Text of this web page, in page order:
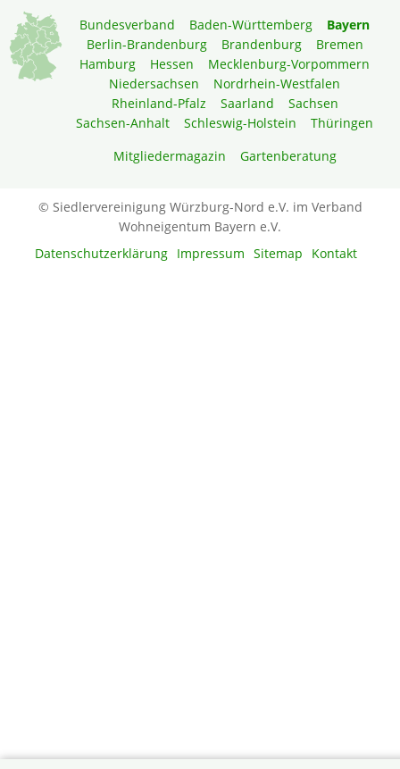
Bundesverband Baden-Württemberg
Bayern
Berlin-Brandenburg
Brandenburg
Bremen
Hamburg
Hessen
Mecklenburg-Vorpommern
Niedersachsen
Nordrhein-Westfalen
Rheinland-Pfalz
Saarland
Sachsen
Sachsen-Anhalt
Schleswig-Holstein
Thüringen
Mitgliedermagazin
Gartenberatung
© Siedlervereinigung Würzburg-Nord e.V. im Verband
Wohneigentum Bayern e.V.
Datenschutzerklärung
Impressum Sitemap Kontakt